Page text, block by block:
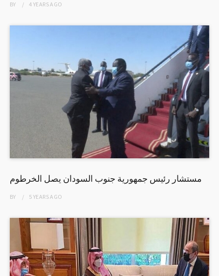
BY 4 YEARSAGO
مستشار رئيس جمهورية جنوب السودان يصل الخرطوم
BY 5 YEARSAGO